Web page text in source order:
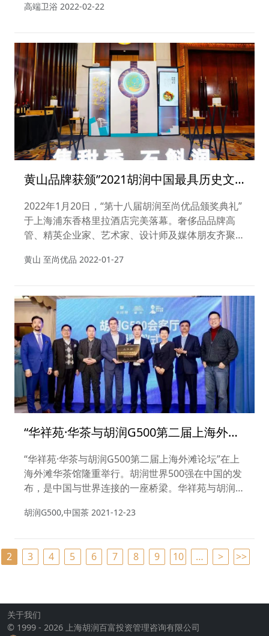
展望2022年的崭新篇章。
高端卫浴 2022-02-22
黄山品牌获颁”2021胡润中国最具历史文
化底蕴品牌“奖
2022年1月20日，“第十八届胡润至尚优品颁奖典礼”
于上海浦东香格里拉酒店完美落幕。奢侈品品牌高
管、精英企业家、艺术家、设计师及媒体朋友齐聚，
黄山 至尚优品 2022-01-27
“华祥苑·华茶与胡润G500第二届上海外滩
论坛”在上海外滩华茶馆隆重举行
“华祥苑·华茶与胡润G500第二届上海外滩论坛”在上
海外滩华茶馆隆重举行。胡润世界500强在中国的发
布，是中国与世界连接的一座桥梁。华祥苑与胡润百
伴，让中国茶走向世界！
胡润G500,中国茶 2021-12-23
2 3 4 5 6 7 8 9 10 … > >>
关于我们
© 1999 - 2026 上海胡润百富投资管理咨询有限公司